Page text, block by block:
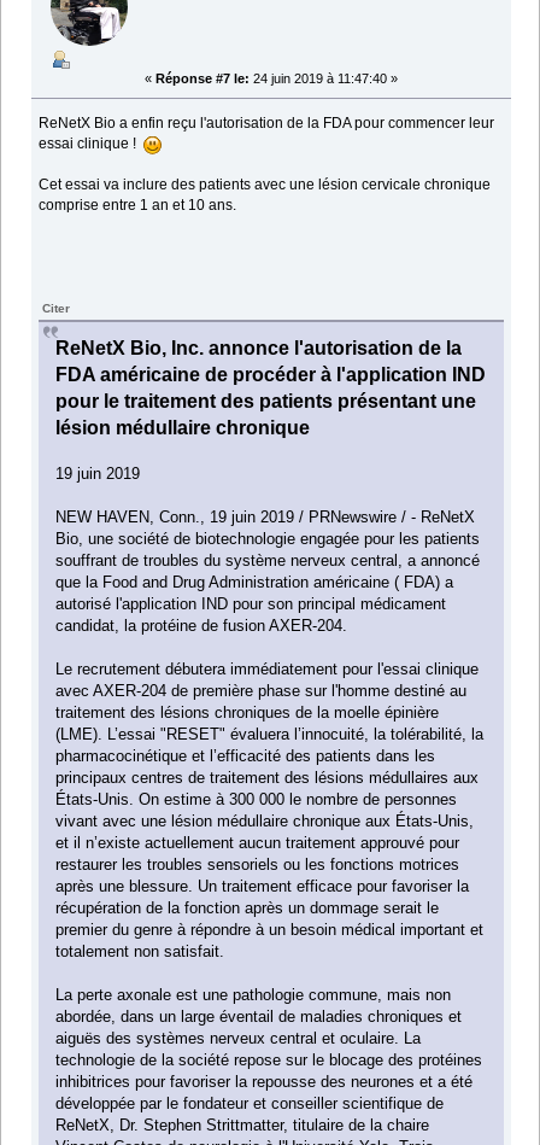
« Réponse #7 le: 24 juin 2019 à 11:47:40 »
ReNetX Bio a enfin reçu l'autorisation de la FDA pour commencer leur
essai clinique !
Cet essai va inclure des patients avec une lésion cervicale chronique
comprise entre 1 an et 10 ans.
Citer
ReNetX Bio, Inc. annonce l'autorisation de la
FDA américaine de procéder à l'application IND
pour le traitement des patients présentant une
lésion médullaire chronique
19 juin 2019
NEW HAVEN, Conn., 19 juin 2019 / PRNewswire / - ReNetX
Bio, une société de biotechnologie engagée pour les patients
souffrant de troubles du système nerveux central, a annoncé
que la Food and Drug Administration américaine ( FDA) a
autorisé l'application IND pour son principal médicament
candidat, la protéine de fusion AXER-204.
Le recrutement débutera immédiatement pour l'essai clinique
avec AXER-204 de première phase sur l'homme destiné au
traitement des lésions chroniques de la moelle épinière
(LME). L’essai "RESET" évaluera l’innocuité, la tolérabilité, la
pharmacocinétique et l’efficacité des patients dans les
principaux centres de traitement des lésions médullaires aux
États-Unis. On estime à 300 000 le nombre de personnes
vivant avec une lésion médullaire chronique aux États-Unis,
et il n’existe actuellement aucun traitement approuvé pour
restaurer les troubles sensoriels ou les fonctions motrices
après une blessure. Un traitement efficace pour favoriser la
récupération de la fonction après un dommage serait le
premier du genre à répondre à un besoin médical important et
totalement non satisfait.
La perte axonale est une pathologie commune, mais non
abordée, dans un large éventail de maladies chroniques et
aiguës des systèmes nerveux central et oculaire. La
technologie de la société repose sur le blocage des protéines
inhibitrices pour favoriser la repousse des neurones et a été
développée par le fondateur et conseiller scientifique de
ReNetX, Dr. Stephen Strittmatter, titulaire de la chaire